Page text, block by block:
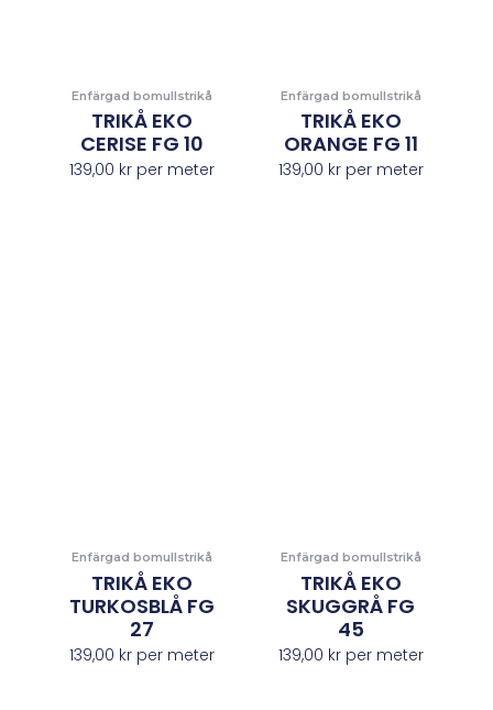
Enfärgad bomullstrikå
TRIKÅ EKO
CERISE FG 10
139,00 kr per meter
Enfärgad bomullstrikå
TRIKÅ EKO
ORANGE FG 11
139,00 krper meter
Enfärgad bomullstrikå
TRIKÅ EKO
TURKOSBLÅ FG
27
139,00 kr per meter
Enfärgad bomullstrikå
TRIKÅ EKO
SKUGGRÅ FG
45
139,00 krper meter